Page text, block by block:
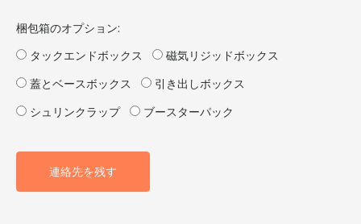
梱包箱のオプション:
タックエンドボックス
磁気リジッドボックス
蓋とベースボックス
引き出しボックス
シュリンクラップ
ブースターパック
連絡先を残す